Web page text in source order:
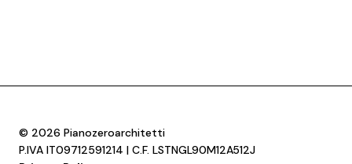
© 2026 Pianozeroarchitetti
P.IVA IT09712591214 | C.F. LSTNGL90M12A512J